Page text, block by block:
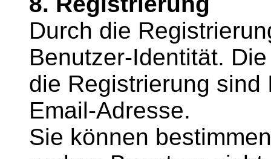
Durch die
Benutzer-Identität.
die Registrierung sind
Email-Adresse.
Sie können